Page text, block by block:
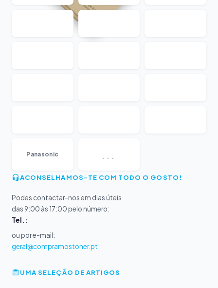
Panasonic ...
ACONSELHAMOS-TE COM TODO O GOSTO!
Podes contactar-nos em dias úteis
das 9:00 às 17:00 pelo número:
Tel.:
ou por e-mail:
geral@compramostoner.pt
UMA SELEÇÃO DE ARTIGOS